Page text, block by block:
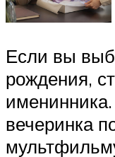
Если вы
рождения,
вечеринка